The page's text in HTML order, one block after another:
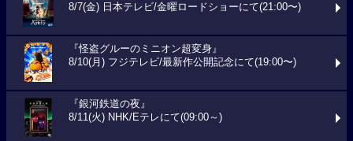
8/7(金) 日本テレビ/金曜ロードショーにて(21:00〜)
『怪盗グルーのミニオン超変身』
8/10(月) フジテレビ/最新作公開記念にて(19:00〜)
『銀河鉄道の夜』
8/11(火) NHK/Eテレにて(09:00～)